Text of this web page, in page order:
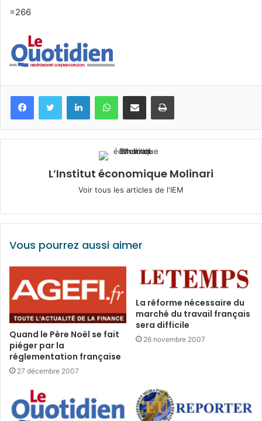
=266
FacebookTwitter LinkedinWhatsApp
Partagez par mail Imprimez
L’Institut économique Molinari
Voir tous les articles de l'IEM
Vous pourrez aussi aimer
Quand le Père Noël se fait
piéger par la
réglementation française
27 décembre 2007
La réforme nécessaire du
marché du travail français
sera difficile
26 novembre 2007